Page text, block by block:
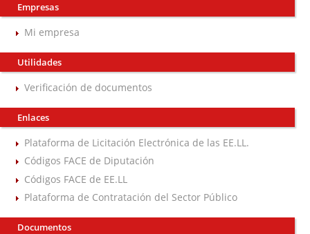
Empresas
Mi empresa
Utilidades
Verificación de documentos
Enlaces
Plataforma de Licitación Electrónica de las EE.LL.
Códigos FACE de Diputación
Códigos FACE de EE.LL
Plataforma de Contratación del Sector Público
Documentos